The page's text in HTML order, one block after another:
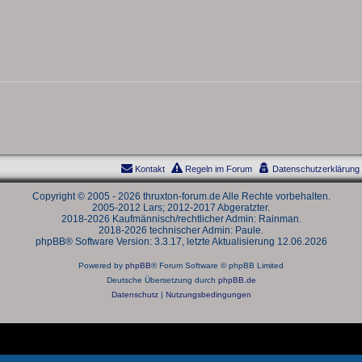
er
Datenschutzerklärung
Regeln im Forum
Kontakt
Copyright © 2005 - 2026 thruxton-forum.de Alle Rechte vorbehalten.
2005-2012 Lars; 2012-2017 Abgeratzter.
2018-2026 Kaufmännisch/rechtlicher Admin: Rainman.
2018-2026 technischer Admin: Paule.
phpBB® Software Version: 3.3.17, letzte Aktualisierung 12.06.2026
Powered by phpBB® Forum Software © phpBB Limited
Deutsche Übersetzung durch phpBB.de
Datenschutz| Nutzungsbedingungen